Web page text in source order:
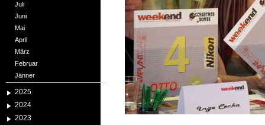
Juli
Juni
Mai
April
März
Februar
Jänner
2025
2024
2023